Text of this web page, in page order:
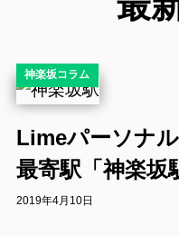
神楽坂コラム
Limeパーソナ
最寄駅「神楽坂
2019年4月10日